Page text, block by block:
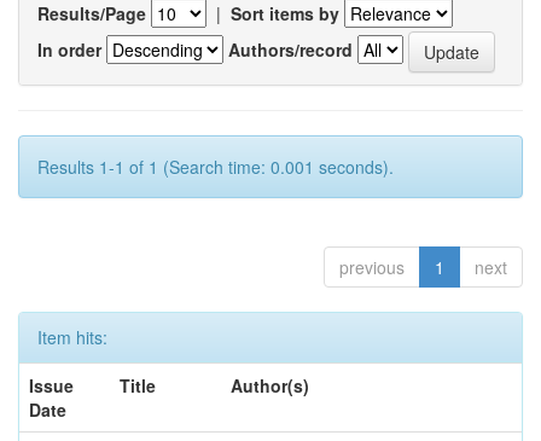
Results/Page | Sort items by
In order
Authors/record
Results 1-1 of 1 (Search time: 0.001 seconds).
previous 1 next
Item hits:
Issue
Date
Title Author(s)